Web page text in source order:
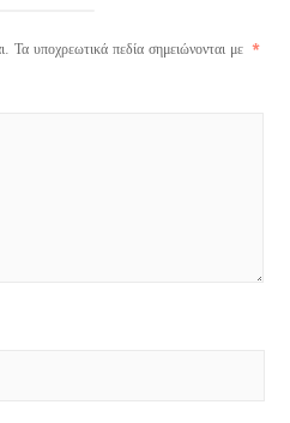
Τα υποχρεωτικά πεδία σημειώνονται με *